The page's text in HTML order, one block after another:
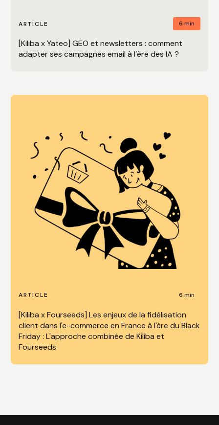
ARTICLE 6 min
[Kiliba x Yateo] GEO et newsletters : comment
adapter ses campagnes email à l’ère des IA ?
ARTICLE 6 min
[Kiliba x Fourseeds] Les enjeux de la fidélisation
client dans l'e-commerce en France à l'ère du Black
Friday : L'approche combinée de Kiliba et
Fourseeds